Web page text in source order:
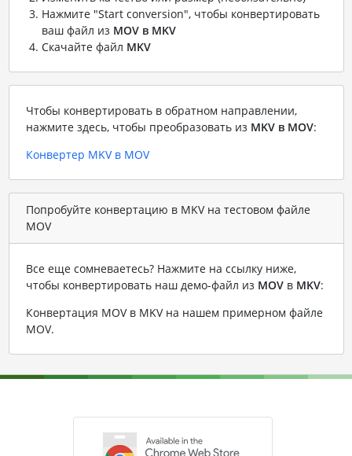
Нажмите "Start conversion", чтобы конвертировать
ваш файл из MOV в MKV
Скачайте файл MKV
Чтобы конвертировать в обратном направлении,
нажмите здесь, чтобы преобразовать из MKV в MOV:
Конвертер MKV в MOV
Попробуйте конвертацию в MKV на тестовом файле
MOV
Все еще сомневаетесь? Нажмите на ссылку ниже,
чтобы конвертировать наш демо-файл из MOVв MKV:
Конвертация MOV в MKV на нашем примерном файле
MOV.